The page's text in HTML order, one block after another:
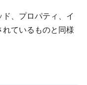
、プロパティ、イ
ているものと同様